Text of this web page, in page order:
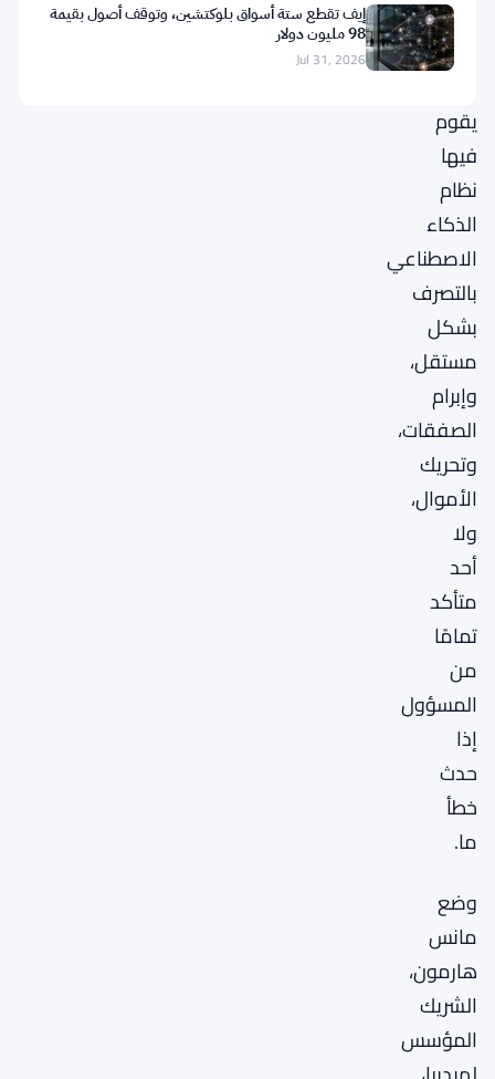
تلك
المعاملات
يقوم
فيها
نظام
الذكاء
الاصطناعي
بالتصرف
بشكل
مستقل،
وإبرام
الصفقات،
وتحريك
الأموال،
ولا
أحد
متأكد
تمامًا
من
المسؤول
إذا
حدث
خطأ
ما.
وضع
مانس
هارمون،
الشريك
المؤسس
إيف تقطع ستة أسواق بلوكتشين، وتوقف أصول بقيمة
98 مليون دولار
Jul 31, 2026